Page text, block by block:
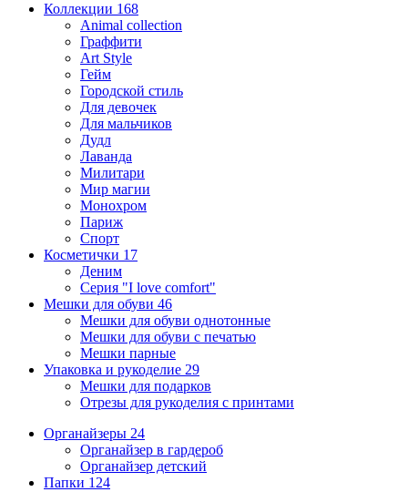
Коллекции 168
Animal collection
Граффити
Art Style
Гейм
Городской стиль
Для девочек
Для мальчиков
Дудл
Лаванда
Милитари
Мир магии
Монохром
Париж
Спорт
Косметички 17
Деним
Серия "I love comfort"
Мешки для обуви 46
Мешки для обуви однотонные
Мешки для обуви с печатью
Мешки парные
Упаковка и рукоделие 29
Мешки для подарков
Отрезы для рукоделия с принтами
Органайзеры 24
Органайзер в гардероб
Органайзер детский
Папки 124